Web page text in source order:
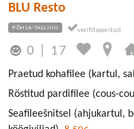
BLU Resto
PÕHJA-TALLINN
0 17
Praetud kohafilee (kartul,
Röstitud pardifilee (cous-
Seafileešnitsel (ahjukartul,